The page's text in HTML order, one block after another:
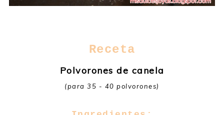
Receta
Polvorones de canela
(para 35 - 40 polvorones)